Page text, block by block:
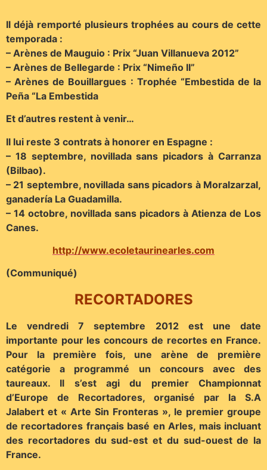
Il déjà remporté plusieurs trophées au cours de cette
temporada :
– Arènes de Mauguio : Prix “Juan Villanueva 2012”
– Arènes de Bellegarde : Prix “Nimeño II”
– Arènes de Bouillargues : Trophée “Embestida de la
Peña “La Embestida
Et d’autres restent à venir…
Il lui reste 3 contrats à honorer en Espagne :
– 18 septembre, novillada sans picadors à Carranza
(Bilbao).
– 21 septembre, novillada sans picadors à Moralzarzal,
ganadería La Guadamilla.
– 14 octobre, novillada sans picadors à Atienza de Los
Canes.
http://www.ecoletaurinearles.com
(Communiqué)
RECORTADORES
Le vendredi 7 septembre 2012 est une date
importante pour les concours de recortes en France.
Pour la première fois, une arène de première
catégorie a programmé un concours avec des
taureaux. Il s’est agi du premier Championnat
d’Europe de Recortadores, organisé par la S.A
Jalabert et « Arte Sin Fronteras », le premier groupe
de recortadores français basé en Arles, mais incluant
des recortadores du sud-est et du sud-ouest de la
France.